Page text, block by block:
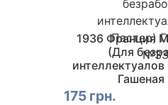
1936 Франция
(Для
175 грн.